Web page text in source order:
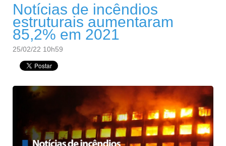
Notícias de incêndios
estruturais aumentaram
85,2% em 2021
25/02/22 10h59